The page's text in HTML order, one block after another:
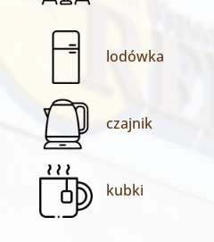
lodówka
czajnik
kubki